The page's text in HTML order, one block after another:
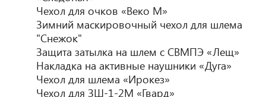
Чехол для очков «Веко М»
Зимний маскировочный чехол для шлема
"Снежок"
Защита затылка на шлем с СВМПЭ «Лещ»
Накладка на активные наушники «Дуга»
Чехол для шлема «Ирокез»
Чехол для ЗШ-1-2М «Гвард»